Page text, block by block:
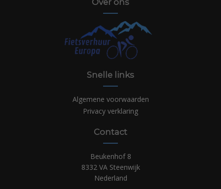
Over ons
Snelle links
Algemene voorwaarden
Privacy verklaring
Contact
Beukenhof 8
8332 VA Steenwijk
Nederland